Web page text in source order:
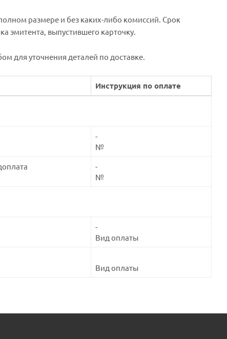
размере и без каких-либо комиссий. Срок
эмитента, выпустившего карточку.
для уточнения деталей по доставке.
Инструкция по оплате
-
№
-
№
-
Вид оплаты
Вид оплаты